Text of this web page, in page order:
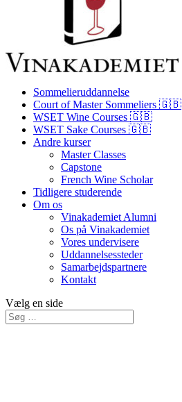
Sommelieruddannelse
Court of Master Sommeliers 🇬🇧
WSET Wine Courses 🇬🇧
WSET Sake Courses 🇬🇧
Andre kurser
Master Classes
Capstone
French Wine Scholar
Tidligere studerende
Om os
Vinakademiet Alumni
Os på Vinakademiet
Vores undervisere
Uddannelsessteder
Samarbejdspartnere
Kontakt
Vælg en side